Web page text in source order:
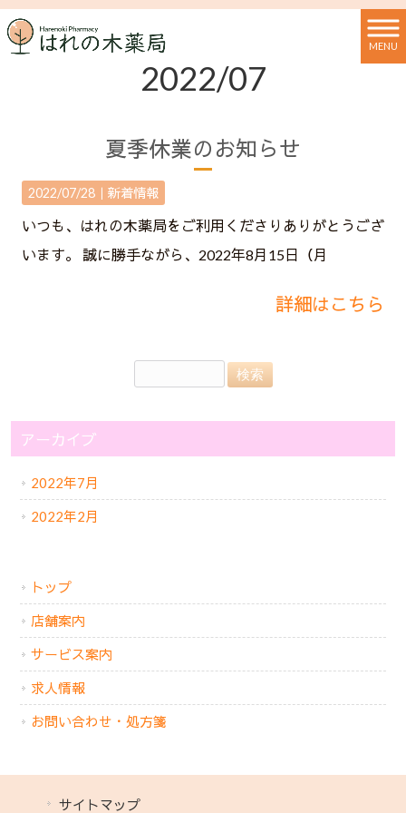
MENU
はれの木薬局 HOME
2022/07
夏季休業のお知らせ
2022/07/28｜ 新着情報
いつも、はれの木薬局をご利用くださりありがとうござ
います。 誠に勝手ながら、2022年8月15日（月
詳細はこちら
アーカイブ
2022年7月
2022年2月
トップ
店舗案内
サービス案内
求人情報
お問い合わせ・処方箋
サイトマップ